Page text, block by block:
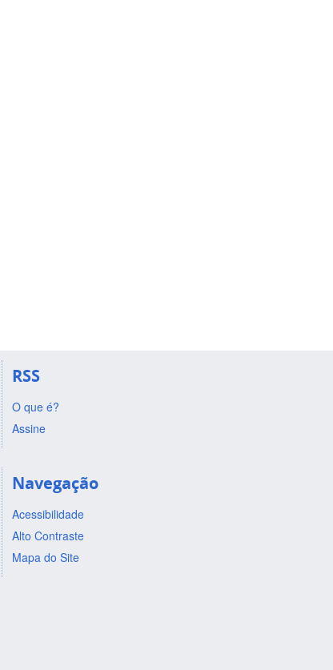
RSS
O que é?
Assine
Navegação
Acessibilidade
Alto Contraste
Mapa do Site